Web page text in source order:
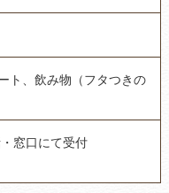
ト、飲み物（フタつきの
窓口にて受付